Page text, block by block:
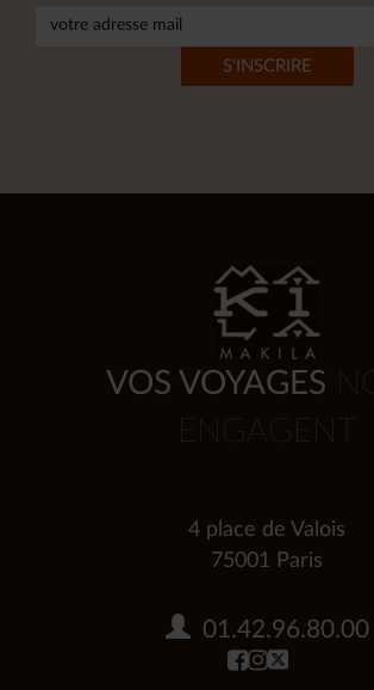
VOS VOYAGES
ENGAGENT
4 place de Valois
75001 Paris
01.42.96.80.00